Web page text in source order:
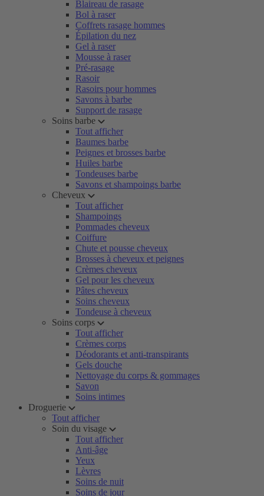
Blaireau de rasage
Bol à raser
Coffrets rasage hommes
Épilation du nez
Gel à raser
Mousse à raser
Pré-rasage
Rasoir
Rasoirs pour hommes
Savons à barbe
Support de rasage
Soins barbe
Tout afficher
Baumes barbe
Peignes et brosses barbe
Huiles barbe
Tondeuses barbe
Savons et shampoings barbe
Cheveux
Tout afficher
Shampoings
Pommades cheveux
Coiffure
Chute et pousse cheveux
Brosses à cheveux et peignes
Crèmes cheveux
Gel pour les cheveux
Pâtes cheveux
Soins cheveux
Tondeuse à cheveux
Soins corps
Tout afficher
Crèmes corps
Déodorants et anti-transpirants
Gels douche
Nettoyage du corps & gommages
Savon
Soins intimes
Droguerie
Tout afficher
Soin du visage
Tout afficher
Anti-âge
Yeux
Lèvres
Soins de nuit
Soins de jour